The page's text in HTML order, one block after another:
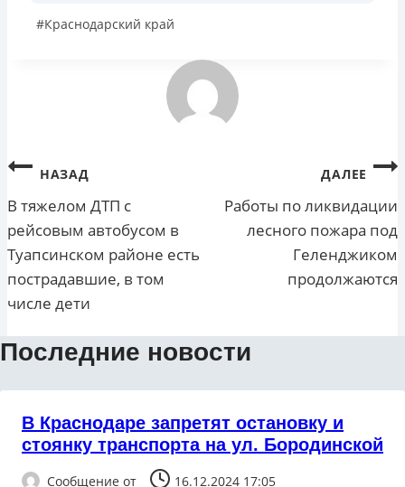
Метки
#Краснодарский край
Навигация
по
записям
НАЗАД
В тяжелом ДТП с
рейсовым автобусом в
Туапсинском районе есть
пострадавшие, в том
числе дети
ДАЛЕЕ
Работы по ликвидации
лесного пожара под
Геленджиком
продолжаются
Последние новости
В Краснодаре запретят остановку и
стоянку транспорта на ул. Бородинской
Сообщение от 16.12.2024 17:05